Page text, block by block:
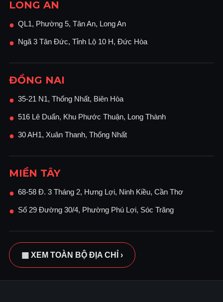
LONG AN
● QL1, Phường 5, Tân An, Long An
● Ngã 3 Tân Đức, Tỉnh Lộ 10 H, Đức Hòa
ĐỒNG NAI
● 35-21 N1, Thống Nhất, Biên Hòa
● 516 Lê Duẩn, Khu Phước Thuận, Long Thành
● 30 AH1, Xuân Thanh, Thống Nhất
MIỀN TÂY
● 68-58 Đ. 3 Tháng 2, Hưng Lợi, Ninh Kiều, Cần Thơ
● Số 29 Đường 30/4, Phường Phú Lợi, Sóc Trăng
▦ XEM TOÀN BỘ ĐỊA CHỈ ›